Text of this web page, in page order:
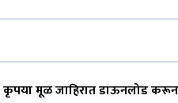
कृपया मूळ जाहिरात डाऊनलोड करून